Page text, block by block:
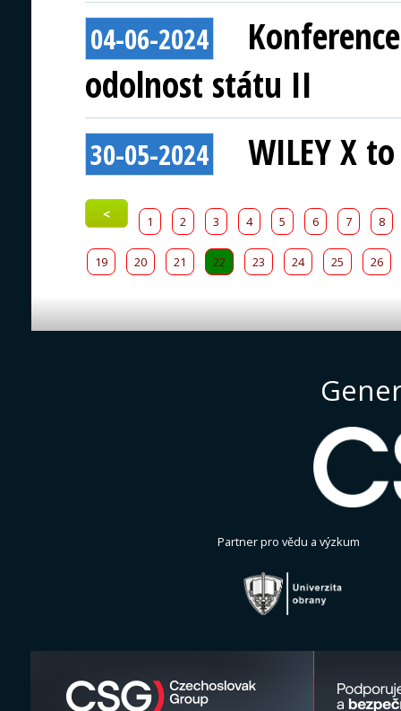
04-06-2024
odolnost státu II
30-05-2024 WILEY X
< 1 2 3 4 5 6 7 8
19 20 21 22 23 24 25 26
Partner pro vědu a výzkum